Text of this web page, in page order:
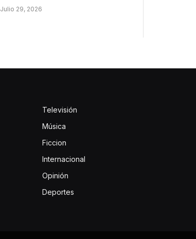
Julio 29, 2026
Televisión
Música
Ficcion
Internacional
Opinión
Deportes